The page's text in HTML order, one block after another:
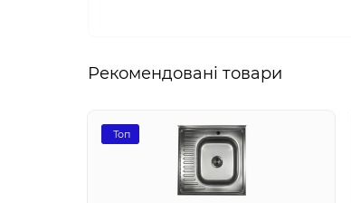
Рекомендовані товари
Топ